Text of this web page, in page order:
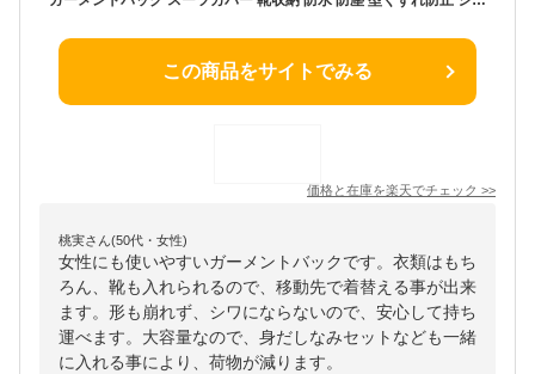
この商品をサイトでみる
価格と在庫を楽天でチェック >>
桃実さん(50代・女性)
女性にも使いやすいガーメントバックです。衣類はもち
ろん、靴も入れられるので、移動先で着替える事が出来
ます。形も崩れず、シワにならないので、安心して持ち
運べます。大容量なので、身だしなみセットなども一緒
に入れる事により、荷物が減ります。